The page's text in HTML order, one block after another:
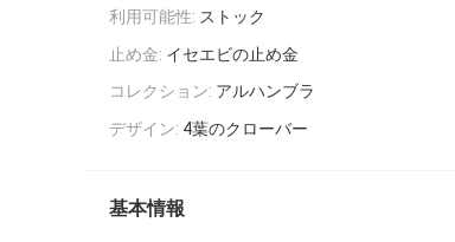
利用可能性: ストック
止め金: イセエビの止め金
コレクション: アルハンブラ
デザイン: 4葉のクローバー
基本情報